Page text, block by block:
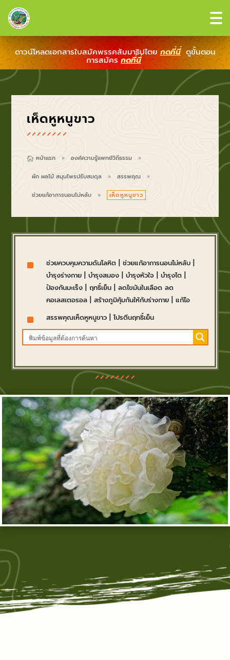
ดาวน์โหลดเอกสารใบสมัคพรรคสัมมาธิปไตย กดที่นี่ ดูขั้นตอน
การสมัครกดที่นี่
เห็ดหูหนูขาว
 หน้าแรก 9 องค์ความรู้แพทย์วิถีธรรม 9
ผัก ผลไม้ สมุนไพรปรับสมดุล 9 สรรพคุณ 9
ช่วยแก้อาการนอนไม่หลับ 9 เห็ดหูหนูขาว
^ ช่วยควบคุมความดันโลหิต| ช่วยแก้อาการนอนไม่หลับ|
บำรุงร่างกาย| บำรุงสมอง| บำรุงหัวใจ| บำรุงไต|
ป้องกันมะเร็ง| ฤทธิ์เย็น| ลดไขมันในเลือด ลด
คอเลสเตอรอล| สร้างภูมิคุ้มกันให้กับร่างกาย| แก้ไอ
^ สรรพคุณเห็ดหูหนูขาว| โปรตีนฤทธิ์เย็น